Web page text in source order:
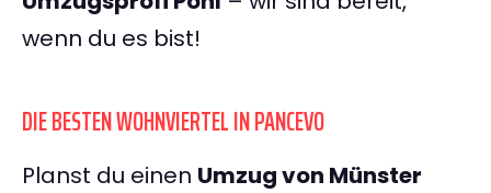
wenn du es bist!
DIE BESTEN WOHNVIERTEL IN PANCEVO
Planst du einen Umzug von Münster